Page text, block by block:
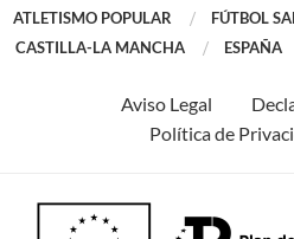
ATLETISMO POPULAR
FÚTBOL
CASTILLA-LA MANCHA
ESPAÑA
Aviso Legal
Política de